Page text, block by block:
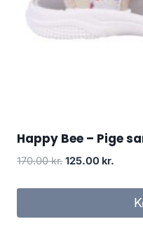
Happy Bee – Pige
170.00kr. Original
was:
125.00 kr.
is: